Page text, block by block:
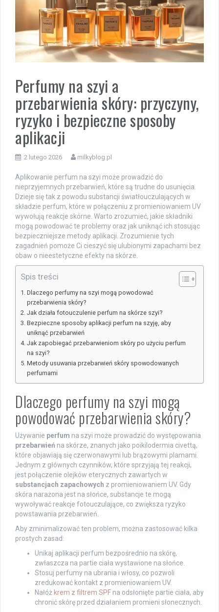
Perfumy na szyi a
przebarwienia skóry: przyczyny,
ryzyko i bezpieczne sposoby
aplikacji
2 lutego 2026 milkyblog.pl
Aplikowanie perfum na szyi może prowadzić do
nieprzyjemnych przebarwień, które są trudne do usunięcia.
Dzieje się tak z powodu substancji światłouczulających w
składzie perfum, które w połączeniu z promieniowaniem UV
wywołują reakcje skórne. Warto zrozumieć, jakie składniki
mogą powodować te problemy oraz jak uniknąć ich stosując
bezpieczniejsze metody aplikacji. Zrozumienie tych
zagadnień pomoże Ci cieszyć się ulubionymi zapachami bez
obaw o nieestetyczne efekty na skórze.
Spis treści
Dlaczego perfumy na szyi mogą powodować
przebarwienia skóry?
Jak działa fotouczulenie perfum na skórze szyi?
Bezpieczne sposoby aplikacji perfum na szyję, aby
uniknąć przebarwień
Jak zapobiegać przebarwieniom skóry po użyciu perfum
na szyi?
Metody usuwania przebarwień skóry spowodowanych
perfumami
Dlaczego perfumy na szyi mogą
powodować przebarwienia skóry?
Używanie perfum na szyi może prowadzić do występowania
przebarwień na skórze, znanych jako poikilodermia civettą,
które objawiają się czerwonawymi lub brązowymi plamami.
Jednym z głównych czynników, które sprzyjają tej reakcji,
jest połączenie olejków eterycznych zawartych w
substancjach zapachowych z promieniowaniem UV. Gdy
skóra narażona jest na słońce, substancje te mogą
wywoływać reakcje fotouczulające, co zwiększa ryzyko
powstawania przebarwień.
Aby zminimalizować ten problem, można zastosować kilka
prostych zasad:
Unikaj aplikacji perfum bezpośrednio na skórę,
zwłaszcza na partie ciała wystawione na słońce.
Stosuj perfumy na ubrania i włosy, co pozwoli
zredukować kontakt z promieniowaniem UV.
Nałóż krem z filtrem SPF na odsłonięte partie ciała, aby
chronić skórę przed działaniem promieni słonecznych.